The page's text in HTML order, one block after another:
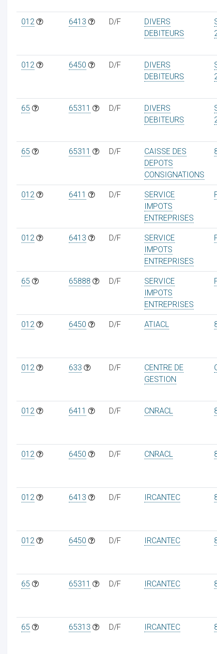
012 6413 D/F
DIVERS
DEBITEURS
012 6450 D/F
DIVERS
DEBITEURS
65 65311 D/F
DIVERS
DEBITEURS
65 65311 D/F
CAISSE DES
DEPOTS
CONSIGNATIONS
012 6411 D/F
SERVICE
IMPOTS
ENTREPRISES
012 6413 D/F
SERVICE
IMPOTS
ENTREPRISES
65 65888 D/F
SERVICE
IMPOTS
ENTREPRISES
012 6450 D/F ATIACL
012 633 D/F
CENTRE DE
GESTION
012 6411 D/F CNRACL
012 6450 D/F CNRACL
012 6413 D/F IRCANTEC
012 6450 D/F IRCANTEC
65 65311 D/F IRCANTEC
65 65313 D/F IRCANTEC